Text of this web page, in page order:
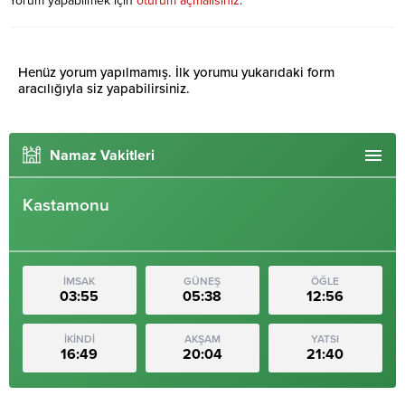
Henüz yorum yapılmamış. İlk yorumu yukarıdaki form
aracılığıyla siz yapabilirsiniz.
Namaz Vakitleri
Kastamonu
İMSAK
03:55
GÜNEŞ
05:38
ÖĞLE
12:56
İKİNDİ
16:49
AKŞAM
20:04
YATSI
21:40